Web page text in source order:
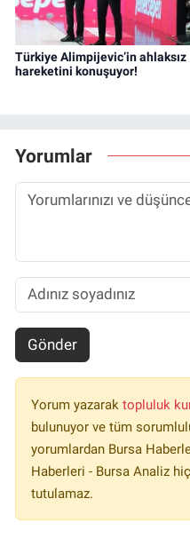
Türkiye Alimpijevic’in ahlaksız
hareketini konuşuyor!
Yorumlar
Gönder
Yorum yazarak topluluk
bulunuyor ve tüm
yorumlardan Bursa
Haberleri - Bursa Analiz
tutulamaz.